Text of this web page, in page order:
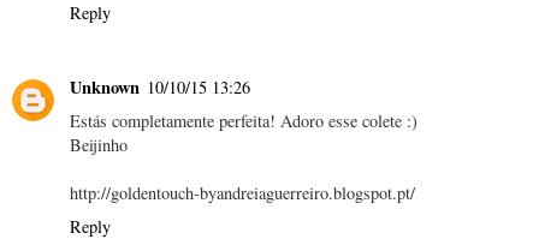
Reply
Unknown 10/10/15 13:26
Estás completamente perfeita! Adoro esse colete :)
Beijinho
http://goldentouch-byandreiaguerreiro.blogspot.pt/
Reply